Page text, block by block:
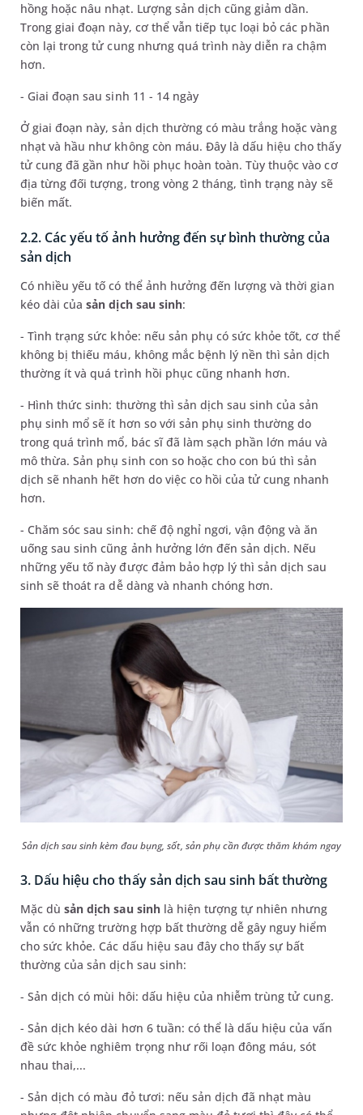
hồng hoặc nâu nhạt. Lượng sản dịch cũng giảm dần.
Trong giai đoạn này, cơ thể vẫn tiếp tục loại bỏ các phần
còn lại trong tử cung nhưng quá trình này diễn ra chậm
hơn.
- Giai đoạn sau sinh 11 - 14 ngày
Ở giai đoạn này, sản dịch thường có màu trắng hoặc vàng
nhạt và hầu như không còn máu. Đây là dấu hiệu cho thấy
tử cung đã gần như hồi phục hoàn toàn. Tùy thuộc vào cơ
địa từng đối tượng, trong vòng 2 tháng, tình trạng này sẽ
biến mất.
2.2. Các yếu tố ảnh hưởng đến sự bình thường của
sản dịch
Có nhiều yếu tố có thể ảnh hưởng đến lượng và thời gian
kéo dài củasản dịch sau sinh:
- Tình trạng sức khỏe: nếu sản phụ có sức khỏe tốt, cơ thể
không bị thiếu máu, không mắc bệnh lý nền thì sản dịch
thường ít và quá trình hồi phục cũng nhanh hơn.
- Hình thức sinh: thường thì sản dịch sau sinh của sản
phụ sinh mổ sẽ ít hơn so với sản phụ sinh thường do
trong quá trình mổ, bác sĩ đã làm sạch phần lớn máu và
mô thừa. Sản phụ sinh con so hoặc cho con bú thì sản
dịch sẽ nhanh hết hơn do việc co hồi của tử cung nhanh
hơn.
- Chăm sóc sau sinh: chế độ nghỉ ngơi, vận động và ăn
uống sau sinh cũng ảnh hưởng lớn đến sản dịch. Nếu
những yếu tố này được đảm bảo hợp lý thì sản dịch sau
sinh sẽ thoát ra dễ dàng và nhanh chóng hơn.
Sản dịch sau sinh kèm đau bụng, sốt, sản phụ cần được thăm khám ngay
3. Dấu hiệu cho thấy sản dịch sau sinh bất thường
Mặc dù sản dịch sau sinh là hiện tượng tự nhiên nhưng
vẫn có những trường hợp bất thường dễ gây nguy hiểm
cho sức khỏe. Các dấu hiệu sau đây cho thấy sự bất
thường của sản dịch sau sinh:
- Sản dịch có mùi hôi: dấu hiệu của nhiễm trùng tử cung.
- Sản dịch kéo dài hơn 6 tuần: có thể là dấu hiệu của vấn
đề sức khỏe nghiêm trọng như rối loạn đông máu, sót
nhau thai,...
- Sản dịch có màu đỏ tươi: nếu sản dịch đã nhạt màu